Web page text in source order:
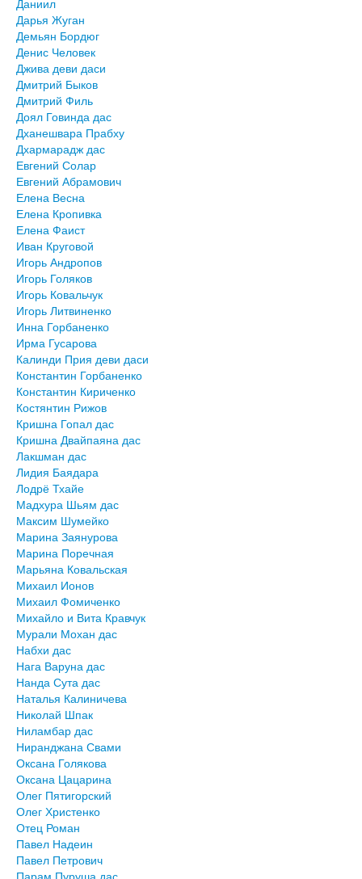
Дарья Жуган
Демьян Бордюг
Денис Человек
Джива деви даси
Дмитрий Быков
Дмитрий Филь
Доял Говинда дас
Дханешвара Прабху
Дхармарадж дас
Евгений Солар
Евгений Абрамович
Елена Весна
Елена Кропивка
Елена Фаист
Иван Круговой
Игорь Андропов
Игорь Голяков
Игорь Ковальчук
Игорь Литвиненко
Инна Горбаненко
Ирма Гусарова
Калинди Прия деви даси
Константин Горбаненко
Константин Кириченко
Костянтин Рижов
Кришна Гопал дас
Кришна Двайпаяна дас
Лакшман дас
Лидия Баядара
Лодрё Тхайе
Мадхура Шьям дас
Максим Шумейко
Марина Заянурова
Марина Поречная
Марьяна Ковальская
Михаил Ионов
Михаил Фомиченко
Михайло и Вита Кравчук
Мурали Мохан дас
Набхи дас
Нага Варуна дас
Нанда Сута дас
Наталья Калиничева
Николай Шпак
Ниламбар дас
Ниранджана Свами
Оксана Голякова
Оксана Цацарина
Олег Пятигорский
Олег Христенко
Отец Роман
Павел Надеин
Павел Петрович
Парам Пуруша дас